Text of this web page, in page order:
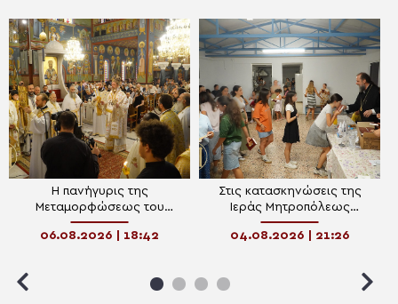
Η πανήγυρις της
Μεταμορφώσεως του
Σωτήρος στη Θεσσαλονίκη
06.08.2026 | 18:42
Στις κατασκηνώσεις της
Ιεράς Μητροπόλεως
Θεσσαλονίκης στη Χαλκιδική
ο Μητροπολίτης Φιλόθεος
04.08.2026 | 21:26